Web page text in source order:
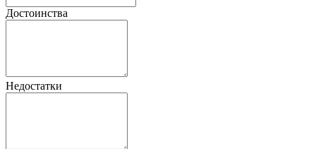
Достоинства
Недостатки